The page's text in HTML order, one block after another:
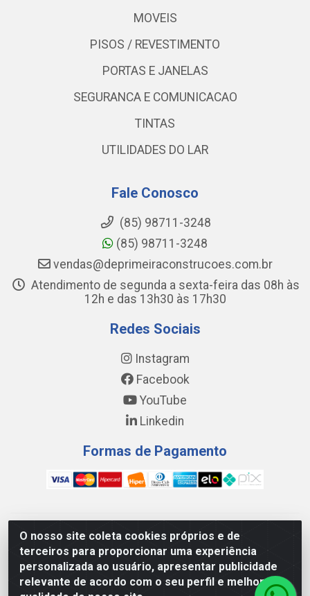
O nosso site coleta cookies próprios e de
terceiros para proporcionar uma experiência
personalizada ao usuário, apresentar publicidade
relevante de acordo com o seu perfil e melhorar a
MOVEIS
PISOS / REVESTIMENTO
PORTAS E JANELAS
SEGURANCA E COMUNICACAO
TINTAS
UTILIDADES DO LAR
Fale Conosco
(85) 98711-3248
(85) 98711-3248
vendas@deprimeiraconstrucoes.com.br
Atendimento de segunda a sexta-feira das 08h às
12h e das 13h30 às 17h30
Redes Sociais
Instagram
Facebook
YouTube
Linkedin
Formas de Pagamento
WING DISTRIBUIDORA COMÉRCIO E LOGÍSTICA DE MATERIAL
DE CONSTRUÇÕES LTDA - AV. DA INTEGRAÇÃO, 790 -
PATRÍCIA GOMES, CAUCAIA/CE - CEP 61.604-505 - CNPJ
17.523.384/0001-20